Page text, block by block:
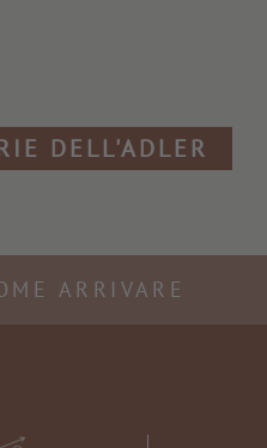
DELL'ADLER
ARRIVARE